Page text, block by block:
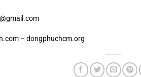
– dongphuchcm.org